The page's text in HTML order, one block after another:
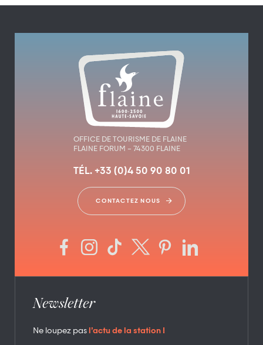
OFFICE DE TOURISME DE FLAINE
FLAINE FORUM – 74300 FLAINE
TÉL. +33 (0)4 50 90 80 01
CONTACTEZ NOUS
Newsletter
Ne loupez pas l’actu de la station !